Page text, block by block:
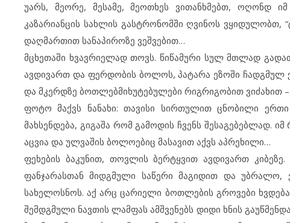
უარს, მეორე, მესამე, მეოთხეს ვითანხმებთ, ოღონდ
კაზარიანცის სახლის გასტრონომში ღვინოს ვყიდულობთ,
დაღმართით სანაპიროზე ვეშვებით…
მცხეთაში ხვავრიელად თოვს. წიწამური სულ მთლად
ავდივართ და ფერდობის ბოლოს, პატარა ეზოში ჩადგმულ
და მკერდზე ბოთლებმიხუტებულები რიგრიგობით ვიძახით –
ფოტო მაქვს ნანახი: თავისი სირთულით ცნობილი
მახსენდება, გიგაშა რომ გამოდის ჩვენს შესაგებებლად.
აცვია და ულვაშის ბოლოებიც მასავით აქვს აპრეხილი…
ფეხების ბაკუნით, თოვლის ბერტყვით ავდივართ
ფანჯარასთან მიდგმული საწერი მაგიდით და უბრალო,
სახელოსნოს. აქ არც ცარიელი ბოთლების გროვები
შემდგმული ნავთის ლამფას ამშვენებს დიდი ხნის